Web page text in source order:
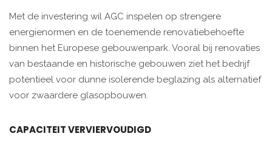
Met de investering wil AGC inspelen op strengere
energienormen en de toenemende renovatiebehoefte
binnen het Europese gebouwenpark. Vooral bij renovaties
van bestaande en historische gebouwen ziet het bedrijf
potentieel voor dunne isolerende beglazing als alternatief
voor zwaardere glasopbouwen.
CAPACITEIT VERVIERVOUDIGD